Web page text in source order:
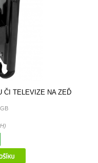
ČI TELEVIZE NA ZEĎ